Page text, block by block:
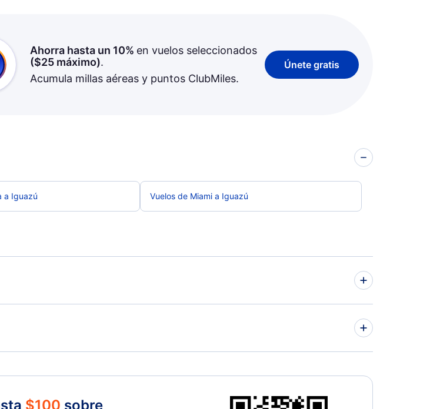
Ahorra hasta un 10% en vuelos seleccionados
($25máximo).
Acumula millas aéreas y puntos ClubMiles.
Únete gratis
a Iguazú Vuelos de Miami a Iguazú
$100 sobre